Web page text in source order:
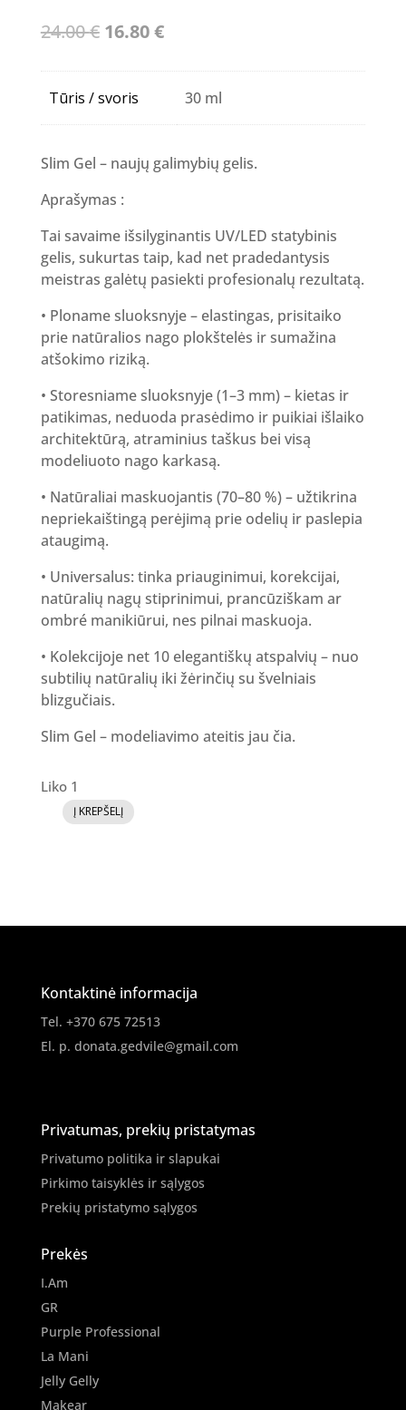
24.00€ Original
was:
24.00 €.
16.80€Current
is:
16.80 €.
Tūris / svoris 30 ml
Slim Gel – naujų galimybių gelis.
Aprašymas :
Tai savaime išsilyginantis UV/LED statybinis
gelis, sukurtas taip, kad net pradedantysis
meistras galėtų pasiekti profesionalų rezultatą.
• Ploname sluoksnyje – elastingas, prisitaiko
prie natūralios nago plokštelės ir sumažina
atšokimo riziką.
• Storesniame sluoksnyje (1–3 mm) – kietas ir
patikimas, neduoda prasėdimo ir puikiai išlaiko
architektūrą, atraminius taškus bei visą
modeliuoto nago karkasą.
• Natūraliai maskuojantis (70–80 %) – užtikrina
nepriekaištingą perėjimą prie odelių ir paslepia
ataugimą.
• Universalus: tinka priauginimui, korekcijai,
natūralių nagų stiprinimui, prancūziškam ar
ombré manikiūrui, nes pilnai maskuoja.
• Kolekcijoje net 10 elegantiškų atspalvių – nuo
subtilių natūralių iki žėrinčių su švelniais
blizgučiais.
Slim Gel – modeliavimo ateitis jau čia.
Liko 1
produkto
-
Į KREPŠELĮ
Kontaktinė informacija
Tel. +370 675 72513
El. p. donata.gedvile@gmail.com
Privatumas, prekių pristatymas
Privatumo politika ir slapukai
Pirkimo taisyklės ir sąlygos
Prekių pristatymo sąlygos
Prekės
I.Am
GR
Purple Professional
La Mani
Jelly Gelly
Makear